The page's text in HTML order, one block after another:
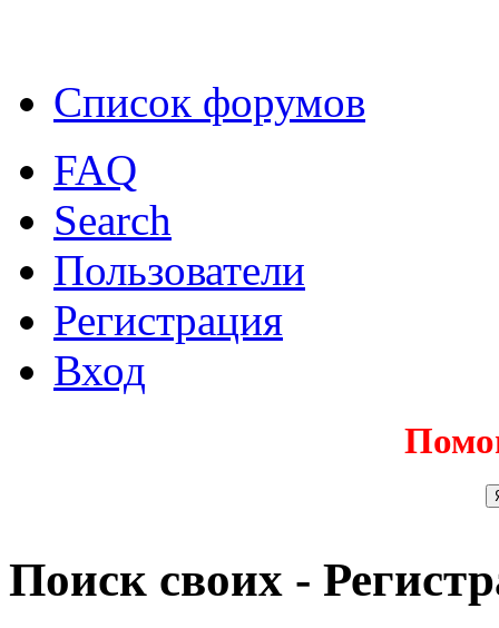
Список форумов
FAQ
Search
Пользователи
Регистрация
Вход
Поиск своих -